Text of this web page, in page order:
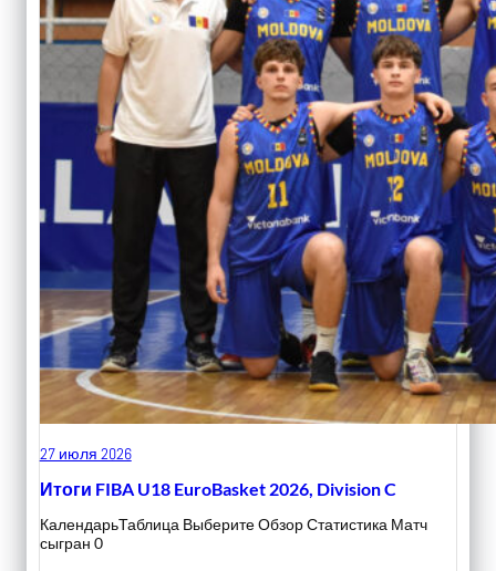
27 июля 2026
Итоги FIBA U18 EuroBasket 2026, Division C
КалендарьТаблица Выберите Обзор Статистика Матч
сыгран 0